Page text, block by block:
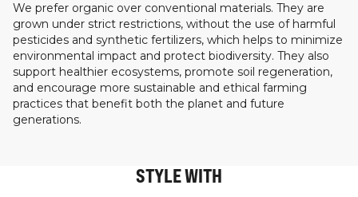
We prefer organic over conventional materials. They are
grown under strict restrictions, without the use of harmful
pesticides and synthetic fertilizers, which helps to minimize
environmental impact and protect biodiversity. They also
support healthier ecosystems, promote soil regeneration,
and encourage more sustainable and ethical farming
practices that benefit both the planet and future
generations.
STYLE WITH